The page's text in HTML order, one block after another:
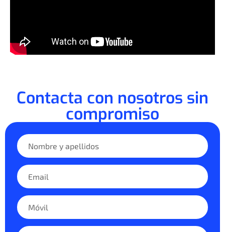
Contacta con nosotros sin
compromiso